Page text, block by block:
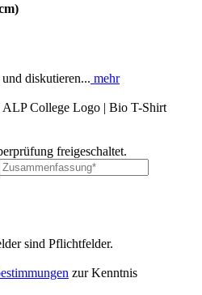
diskutieren... mehr
College Logo | Bio T-Shirt
freigeschaltet.
sind Pflichtfelder.
zur Kenntnis